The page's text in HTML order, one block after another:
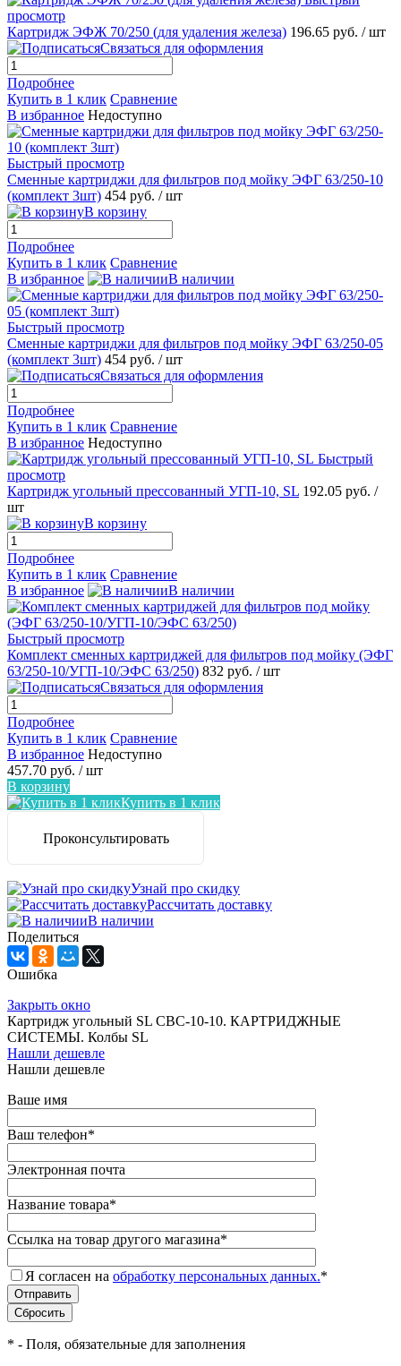
просмотр
Картридж ЭФЖ 70/250 (для удаления железа) 196.65 руб. / шт
Связаться для оформления
Подробнее
Купить в 1 клик Сравнение
В избранное Недоступно
Быстрый просмотр
Сменные картриджи для фильтров под мойку ЭФГ 63/250-10
(комплект 3шт) 454 руб. / шт
В корзину
Подробнее
Купить в 1 клик Сравнение
В избранное
В наличии
Быстрый просмотр
Сменные картриджи для фильтров под мойку ЭФГ 63/250-05
(комплект 3шт) 454 руб. / шт
Связаться для оформления
Подробнее
Купить в 1 клик Сравнение
В избранное Недоступно
Быстрый
просмотр
Картридж угольный прессованный УГП-10, SL 192.05 руб. /
шт
В корзину
Подробнее
Купить в 1 клик Сравнение
В избранное
В наличии
Быстрый просмотр
Комплект сменных картриджей для фильтров под мойку (ЭФГ
63/250-10/УГП-10/ЭФС 63/250) 832 руб. / шт
Связаться для оформления
Подробнее
Купить в 1 клик Сравнение
В избранное Недоступно
457.70 руб. / шт
В корзину
Купить в 1 клик
Проконсультировать
Узнай про скидку
Рассчитать доставку
В наличии
Поделиться
Ошибка
Закрыть окно
Картридж угольный SL CBC-10-10. КАРТРИДЖНЫЕ
СИСТЕМЫ. Колбы SL
Нашли дешевле
Нашли дешевле
Ваше имя
Ваш телефон*
Электронная почта
Название товара*
Ссылка на товар другого магазина*
Я согласен на обработку персональных данных.*
* - Поля, обязательные для заполнения